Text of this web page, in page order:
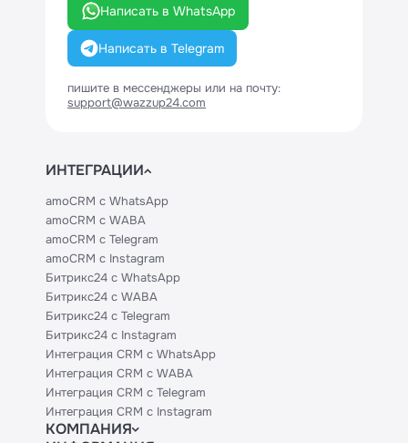
Написать в WhatsApp
Написать в Telegram
пишите в мессенджеры или на почту:
support@wazzup24.com
ИНТЕГРАЦИИ
amoCRM с WhatsApp
amoCRM с WABA
amoCRM с Telegram
amoCRM с Instagram
Битрикс24 с WhatsApp
Битрикс24 с WABA
Битрикс24 с Telegram
Битрикс24 с Instagram
Интеграция CRM с WhatsApp
Интеграция CRM с WABA
Интеграция CRM с Telegram
Интеграция CRM с Instagram
КОМПАНИЯ